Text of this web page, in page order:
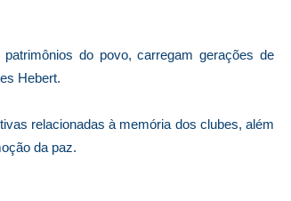
do povo, carregam gerações de
Hebert.
relacionadas à memória dos clubes, além
da paz.